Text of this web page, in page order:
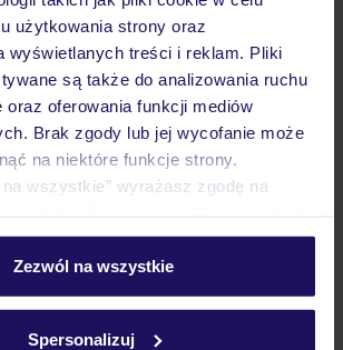
użytkowania strony oraz
wyświetlanych treści i reklam. Pliki
są także do analizowania ruchu
oraz oferowania funkcji mediów
Brak zgody lub jej wycofanie może
na niektóre funkcje strony.
wszystkie” wyrażasz zgodę na
wybór wchodząc w zakładkę
o plikach cookie znajdziesz
Zezwól na wszystkie
Spersonalizuj
przedstawiciel TUI?
i gdzie otrzymam karty